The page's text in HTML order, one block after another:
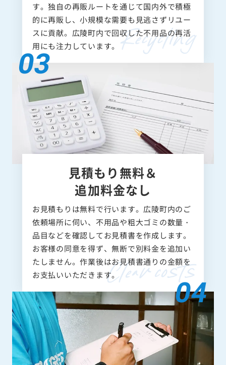
す。独自の再販ルートを通じて国内外で積極
的に再販し、小規模な需要も見逃さずリユー
スに貢献。広陵町内で回収した不用品の再活
用にも注力しています。
見積もり無料＆
追加料金なし
お見積もりは無料で行います。広陵町内のご
依頼場所に伺い、不用品や粗大ゴミの数量・
品目などを確認してお見積書を作成します。
お客様の同意を得ず、無断で別料金を追加い
たしません。作業後はお見積書通りの金額を
お支払いいただきます。